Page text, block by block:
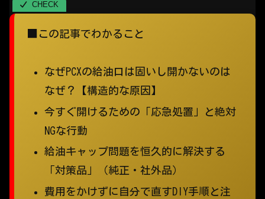
■この記事でわかること
なぜPCXの給油口は固いし開かないのは
なぜ？【構造的な原因】
今すぐ開けるための「応急処置」と絶対
NGな行動
給油キャップ問題を恒久的に解決する
「対策品」（純正・社外品）
費用をかけずに自分で直すDIY手順と注